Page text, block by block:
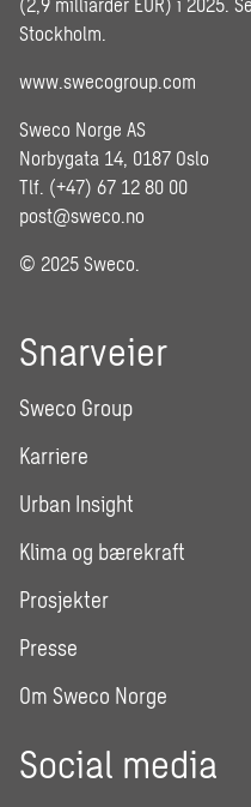
Stockholm.
www.swecogroup.com
Sweco Norge AS
Norbygata 14, 0187 Oslo
Tlf. (+47) 67 12 80 00
post@sweco.no
© 2025 Sweco.
Snarveier
Sweco Group
Karriere
Urban Insight
Klima og bærekraft
Prosjekter
Presse
Om Sweco Norge
Social media